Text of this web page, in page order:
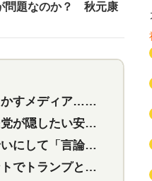
問題なのか？ 秋元康
田芳生に発言自粛を要求
相と統一教会の深い関係
に利用する自民党応援団
同性婚や夫婦別姓を攻撃